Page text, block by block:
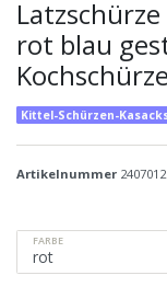
rot blau
Kochschürze
Kittel-Schürzen-
Artikelnummer
FARBE